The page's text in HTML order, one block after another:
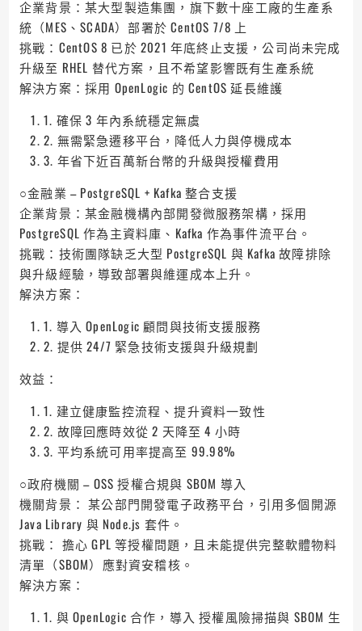
企業背景：某大型製造集團，旗下數十座工廠的生產系
統（MES、SCADA）部署於 CentOS 7/8 上
挑戰：CentOS 8 已於 2021 年底終止支援，公司尚未完成
升級至 RHEL 替代方案，且不希望影響既有生產系統
解決方案：採用 OpenLogic 的 CentOS 延長維護
1. 確保 3 年內系統穩定無虞
2. 無需緊急遷移平台，降低人力與停機成本
3. 年省下近百萬新台幣的升級與授權費用
○金融業 – PostgreSQL + Kafka 整合支援
企業背景：某金融機構內部開發微服務架構，採用
PostgreSQL 作為主資料庫、Kafka 作為事件流平台。
挑戰：技術團隊缺乏大型 PostgreSQL 與 Kafka 故障排除
與升級經驗，導致部署與維運成本上升。
解決方案：
1. 導入 OpenLogic 顧問與技術支援服務
2. 提供 24/7 緊急技術支援與升級規劃
效益：
1. 建立健康監控流程、提升資料一致性
2. 故障回應時效從 2 天降至 4 小時
3. 平均系統可用率提高至 99.98%
○政府機關 – OSS 授權合規與 SBOM 導入
機關背景： 某公部門開發電子政務平台，引用多個開源
Java Library 與 Node.js 套件。
挑戰： 擔心 GPL 等授權問題，且未能提供完整軟體物料
清單（SBOM）應對資安稽核。
解決方案：
1. 與 OpenLogic 合作，導入 授權風險掃描與 SBOM 生